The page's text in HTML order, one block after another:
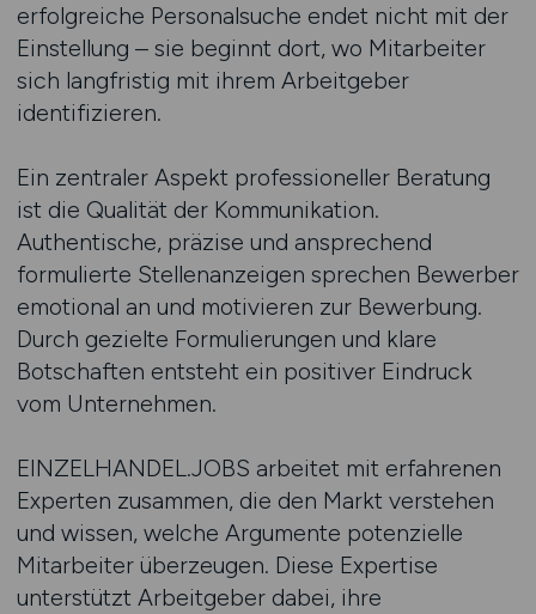
erfolgreiche Personalsuche endet nicht mit der
Einstellung – sie beginnt dort, wo Mitarbeiter
sich langfristig mit ihrem Arbeitgeber
identifizieren.
Ein zentraler Aspekt professioneller Beratung
ist die Qualität der Kommunikation.
Authentische, präzise und ansprechend
formulierte Stellenanzeigen sprechen Bewerber
emotional an und motivieren zur Bewerbung.
Durch gezielte Formulierungen und klare
Botschaften entsteht ein positiver Eindruck
vom Unternehmen.
EINZELHANDEL.JOBS arbeitet mit erfahrenen
Experten zusammen, die den Markt verstehen
und wissen, welche Argumente potenzielle
Mitarbeiter überzeugen. Diese Expertise
unterstützt Arbeitgeber dabei, ihre